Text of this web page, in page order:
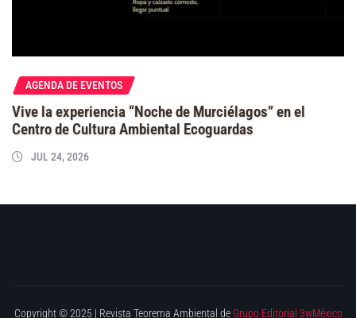
AGENDA DE EVENTOS
Vive la experiencia “Noche de Murciélagos” en el
Centro de Cultura Ambiental Ecoguardas
JUL 24, 2026
Copyright © 2025 | Revista Teorema Ambiental de Grupo Editorial 3wMéxico